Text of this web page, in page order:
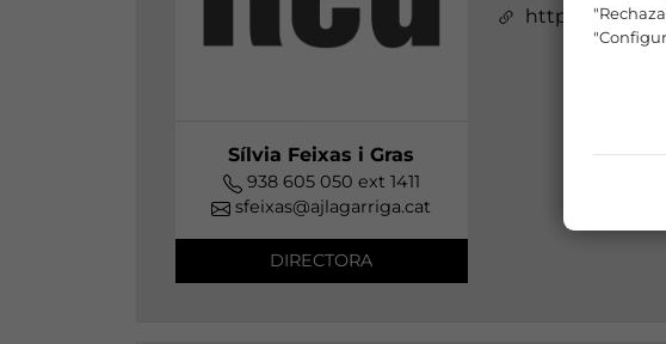
Sílvia Feixas i Gras
938 605 050 ext 1411
sfeixas@ajlagarriga.cat
DIRECTORA
http://